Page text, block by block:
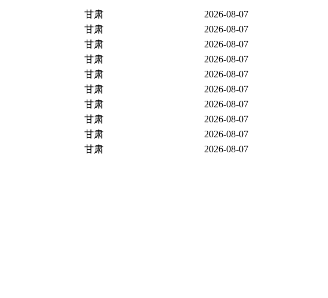
甘肃
2026-08-07
甘肃
2026-08-07
甘肃
2026-08-07
甘肃
2026-08-07
甘肃
2026-08-07
甘肃
2026-08-07
甘肃
2026-08-07
甘肃
2026-08-07
甘肃
2026-08-07
甘肃
2026-08-07